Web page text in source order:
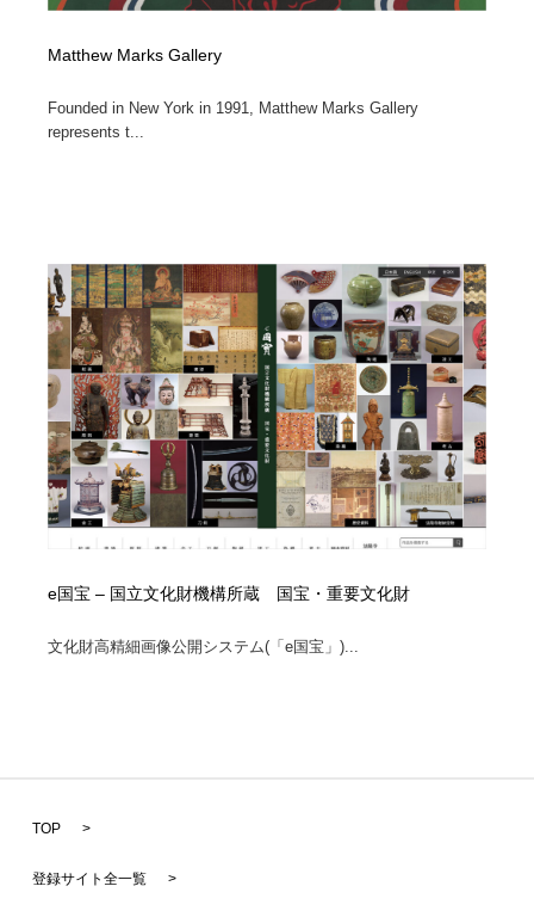
Matthew Marks Gallery
Founded in New York in 1991, Matthew Marks Gallery
represents t...
e国宝 – 国立文化財機構所蔵 国宝・重要文化財
文化財高精細画像公開システム(「e国宝」)...
TOP >
登録サイト全一覧 >